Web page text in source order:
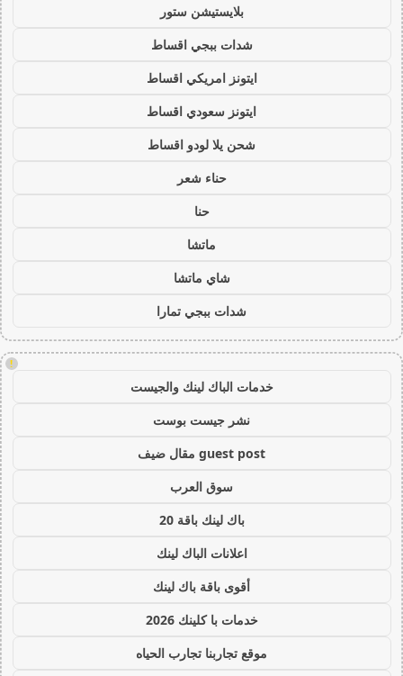
بلايستيشن ستور
شدات ببجي اقساط
ايتونز امريكي اقساط
ايتونز سعودي اقساط
شحن يلا لودو اقساط
حناء شعر
حنا
ماتشا
شاي ماتشا
شدات ببجي تمارا
!
خدمات الباك لينك والجيست
نشر جيست بوست
guest post مقال ضيف
سوق العرب
باك لينك باقة 20
اعلانات الباك لينك
أقوى باقة باك لينك
خدمات با كلينك 2026
موقع تجاربنا تجارب الحياه